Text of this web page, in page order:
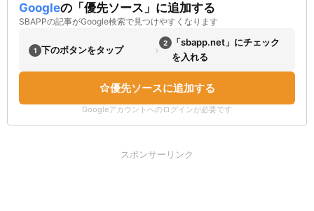
Googleの「優先ソース」に追加する
SBAPPの記事がGoogle検索で見つけやすくなります
1 下のボタンをタップ › 2
「sbapp.net」にチェック
を入れる
優先ソースに追加する
Googleアカウントへのログインが必要です
スポンサーリンク